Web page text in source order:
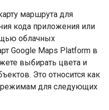
маршрута для
кода приложения или
облачных
Google Maps Platform в
выбирать цвета и
Это относится как
режимам для следующих